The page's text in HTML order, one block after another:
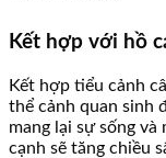
Kết hợp với hồ
Kết hợp tiểu cảnh
thể cảnh quan sinh
mang lại sự sống
cạnh sẽ tăng chiều